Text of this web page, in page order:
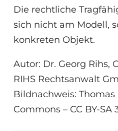
Die rechtliche
sich nicht am Modell,
konkreten Objekt.
Autor: Dr. Georg Rihs,
RIHS Rechtsanwalt
Bildnachweis:
Commons – CC BY-SA